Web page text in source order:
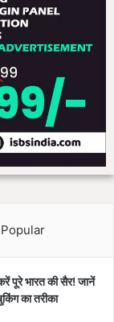
Popular
पूरे भारत की सैर! जानें
का तरीका